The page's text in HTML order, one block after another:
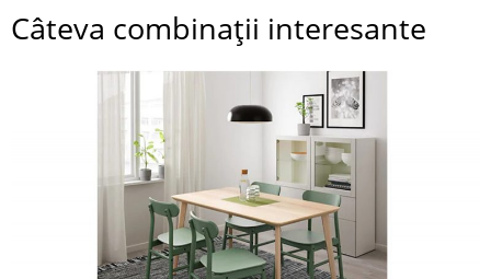
Câteva combinaţii interesante